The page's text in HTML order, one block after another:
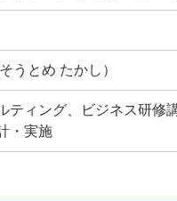
うとめ たかし）
ティング、ビジネス研修
・実施